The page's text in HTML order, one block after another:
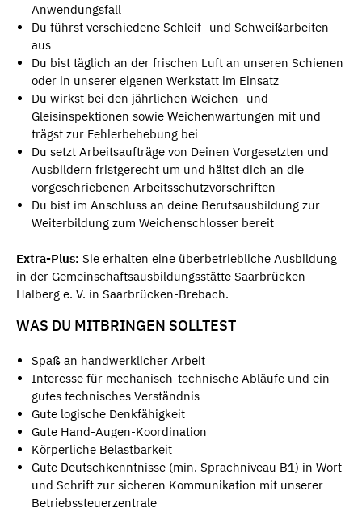
Anwendungsfall
Du führst verschiedene Schleif- und Schweißarbeiten
aus
Du bist täglich an der frischen Luft an unseren Schienen
oder in unserer eigenen Werkstatt im Einsatz
Du wirkst bei den jährlichen Weichen- und
Gleisinspektionen sowie Weichenwartungen mit und
trägst zur Fehlerbehebung bei
Du setzt Arbeitsaufträge von Deinen Vorgesetzten und
Ausbildern fristgerecht um und hältst dich an die
vorgeschriebenen Arbeitsschutzvorschriften
Du bist im Anschluss an deine Berufsausbildung zur
Weiterbildung zum Weichenschlosser bereit
Extra-Plus: Sie erhalten eine überbetriebliche Ausbildung
in der Gemeinschaftsausbildungsstätte Saarbrücken-
Halberg e. V. in Saarbrücken-Brebach.
WAS DU MITBRINGEN SOLLTEST
Spaß an handwerklicher Arbeit
Interesse für mechanisch-technische Abläufe und ein
gutes technisches Verständnis
Gute logische Denkfähigkeit
Gute Hand-Augen-Koordination
Körperliche Belastbarkeit
Gute Deutschkenntnisse (min. Sprachniveau B1) in Wort
und Schrift zur sicheren Kommunikation mit unserer
Betriebssteuerzentrale